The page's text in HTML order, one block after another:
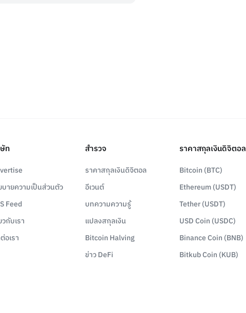
ท
บายความเป็นส่วนตัว
Feed
วกับเรา
อเรา
สำรวจ
ราคาสกุลเงินดิจิตอล
อีเวนต์
บทความความรู้
แปลงสกุลเงิน
Bitcoin Halving
ข่าว DeFi
ราคาสกุลเงินดิจิตอล
Bitcoin (BTC)
Ethereum (USDT)
Tether (USDT)
USD Coin (USDC)
Binance Coin (BNB)
Bitkub Coin (KUB)